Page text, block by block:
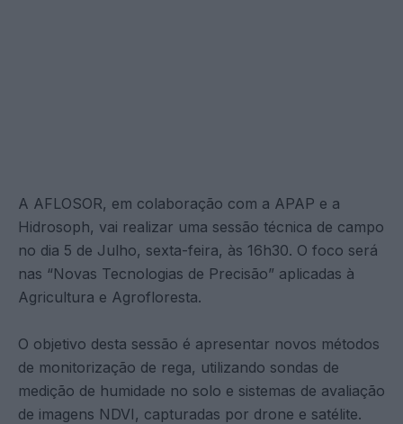
A AFLOSOR, em colaboração com a APAP e a
Hidrosoph, vai realizar uma sessão técnica de campo
no dia 5 de Julho, sexta-feira, às 16h30. O foco será
nas “Novas Tecnologias de Precisão” aplicadas à
Agricultura e Agrofloresta.
O objetivo desta sessão é apresentar novos métodos
de monitorização de rega, utilizando sondas de
medição de humidade no solo e sistemas de avaliação
de imagens NDVI, capturadas por drone e satélite.